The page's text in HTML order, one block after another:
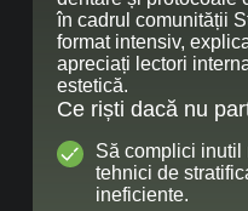
în cadrul comunității
format intensiv,
apreciați lectori
estetică.
Ce riști dacă nu
Să complici inutil
tehnici de
ineficiente.